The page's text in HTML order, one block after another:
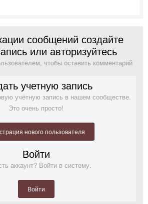
сообщений создайте
или авторизуйтесь
чтобы оставить комментарий
учетную запись
учётную запись в нашем сообществе.
Это очень просто!
нового пользователя
Войти
аккаунт? Войти в систему.
Войти